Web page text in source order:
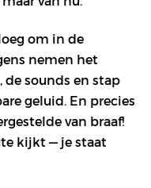
om in de
nemen het
de sounds en stap
geluid. En precies
van braaf!
kijkt — je staat